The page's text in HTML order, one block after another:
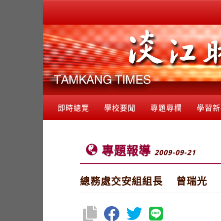
即時總覽 學校要聞 專題專欄 學習
專題報導 2009-09-21
總務處交安組組長 曾瑞光